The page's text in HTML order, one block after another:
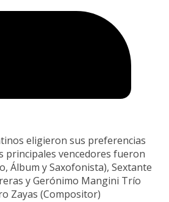
eligieron sus preferencias
principales vencedores fueron
Álbum y Saxofonista), Sextante
y Gerónimo Mangini Trío
Zayas (Compositor)